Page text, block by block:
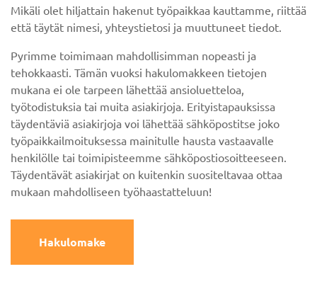
Mikäli olet hiljattain hakenut työpaikkaa kauttamme, riittää
että täytät nimesi, yhteystietosi ja muuttuneet tiedot.
Pyrimme toimimaan mahdollisimman nopeasti ja
tehokkaasti. Tämän vuoksi hakulomakkeen tietojen
mukana ei ole tarpeen lähettää ansioluetteloa,
työtodistuksia tai muita asiakirjoja. Erityistapauksissa
täydentäviä asiakirjoja voi lähettää sähköpostitse joko
työpaikkailmoituksessa mainitulle hausta vastaavalle
henkilölle tai toimipisteemme sähköpostiosoitteeseen.
Täydentävät asiakirjat on kuitenkin suositeltavaa ottaa
mukaan mahdolliseen työhaastatteluun!
Hakulomake